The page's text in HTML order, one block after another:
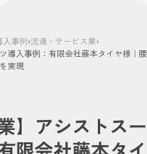
入事例›流通・サービス業›
導入事例：有限会社藤本タイヤ様｜腰
実現
】アシストスー